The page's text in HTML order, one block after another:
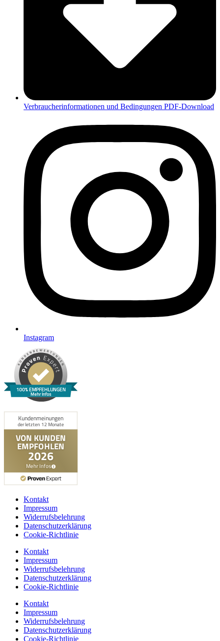
Verbraucherinformationen und Bedingungen PDF-Download
Instagram
100% EMPFEHLUNGEN
Mehr Infos
Kontakt
Impressum
Widerrufsbelehrung
Datenschutzerklärung
Cookie-Richtlinie
Kontakt
Impressum
Widerrufsbelehrung
Datenschutzerklärung
Cookie-Richtlinie
Kontakt
Impressum
Widerrufsbelehrung
Datenschutzerklärung
Cookie-Richtlinie